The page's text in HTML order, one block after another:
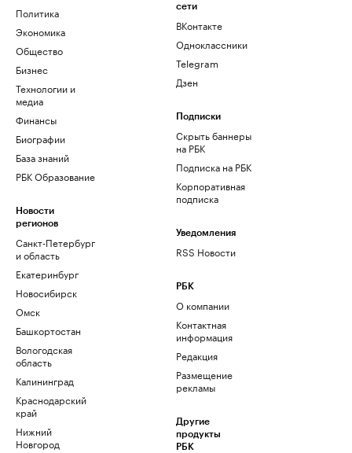
Политика
Экономика
Общество
Бизнес
Технологии и
медиа
Финансы
Биографии
База знаний
РБК Образование
Новости
регионов
Санкт-Петербург
и область
Екатеринбург
Новосибирск
Омск
Башкортостан
Вологодская
область
Калининград
Краснодарский
край
Нижний
Новгород
сети
ВКонтакте
Одноклассники
Telegram
Дзен
Подписки
Скрыть баннеры
на РБК
Подписка на РБК
Корпоративная
подписка
Уведомления
RSS Новости
РБК
О компании
Контактная
информация
Редакция
Размещение
рекламы
Другие
продукты
РБК